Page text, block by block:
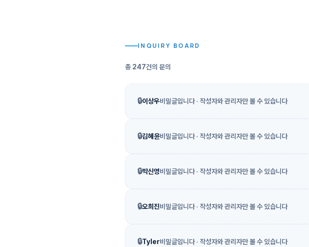
INQUIRY BOARD
총 247건의 문의
🔒이상우비밀글입니다 · 작성자와 관리자만 볼 수 있습니다
🔒김혜윤비밀글입니다 · 작성자와 관리자만 볼 수 있습니다
🔒박신영비밀글입니다 · 작성자와 관리자만 볼 수 있습니다
🔒오희진비밀글입니다 · 작성자와 관리자만 볼 수 있습니다
🔒Tyler비밀글입니다 · 작성자와 관리자만 볼 수 있습니다